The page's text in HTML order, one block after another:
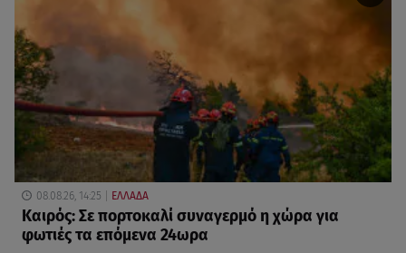
08.08.26, 14:25 ΕΛΛΑΔΑ
Καιρός: Σε πορτοκαλί συναγερμό η χώρα για
φωτιές τα επόμενα 24ωρα